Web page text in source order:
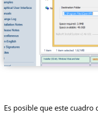
Es posible que este cuadro